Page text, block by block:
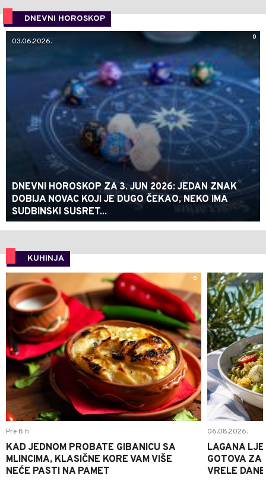
DNEVNI HOROSKOP
0
03.06.2026.
DNEVNI HOROSKOP ZA 3. JUN 2026: JEDAN ZNAK
DOBIJA NOVAC KOJI JE DUGO ČEKAO, NEKO IMA
SUDBINSKI SUSRET...
KUHINJA
0
Pre 8 h
KAD JEDNOM PROBATE GIBANICU SA
MLINCIMA, KLASIČNE KORE VAM VIŠE
NEĆE PASTI NA PAMET
06.08.2026.
LAGANA
GOTOVA ZA
VRELE DANE